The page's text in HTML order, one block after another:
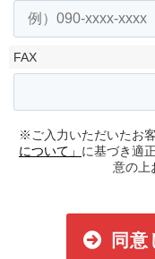
FAX
※ご入力いただいたお
について」 に基づき適
意の上
同